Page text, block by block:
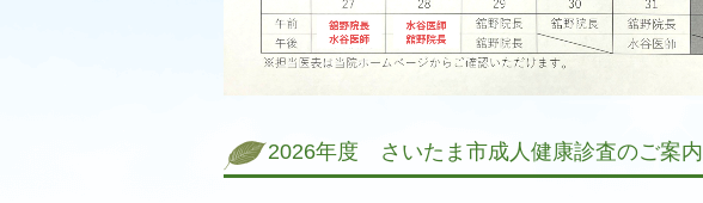
2026年度 さいたま市成人健康診査のご案内